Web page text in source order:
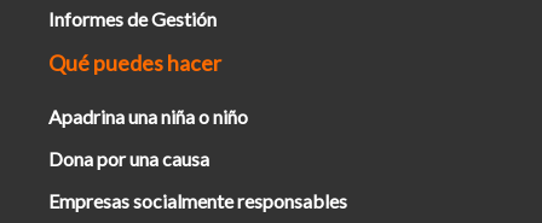
Informes de Gestión
Qué puedes hacer
Apadrina una niña o niño
Dona por una causa
Empresas socialmente responsables